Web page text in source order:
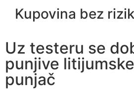
Kupovina bez
Uz testeru se
punjive
punjač